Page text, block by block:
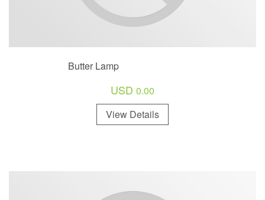
Butter Lamp
USD 0.00
View Details